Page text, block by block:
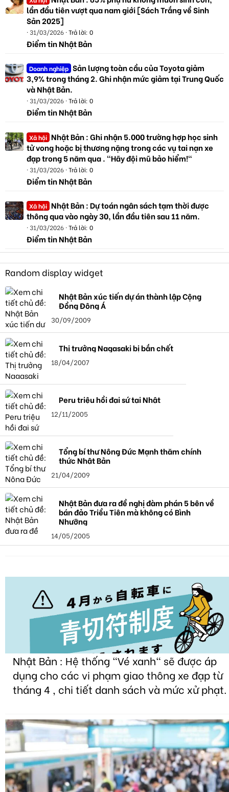
lần đầu tiên vượt qua nam giới [Sách Trắng về Sinh
Sản 2025]
31/03/2026 Trả lời: 0
Điểm tin Nhật Bản
Doanh nghiệp Sản lượng toàn cầu của Toyota giảm
3,9% trong tháng 2. Ghi nhận mức giảm tại Trung Quốc
và Nhật Bản.
31/03/2026 Trả lời: 0
Điểm tin Nhật Bản
Xã hội Nhật Bản : Ghi nhận 5.000 trường hợp học sinh
tử vong hoặc bị thương nặng trong các vụ tai nạn xe
đạp trong 5 năm qua . "Hãy đội mũ bảo hiểm!"
31/03/2026 Trả lời: 0
Điểm tin Nhật Bản
Xã hội Nhật Bản : Dự toán ngân sách tạm thời được
thông qua vào ngày 30, lần đầu tiên sau 11 năm.
31/03/2026 Trả lời: 0
Điểm tin Nhật Bản
Random display widget
Nhật Bản xúc tiến dự án thành lập Cộng
Đồng Đông Á
30/09/2009
Thị trưởng Nagasaki bị bắn chết
18/04/2007
Peru triệu hồi đại sứ tại Nhật
12/11/2005
Tổng bí thư Nông Đức Mạnh thăm chính
thức Nhật Bản
21/04/2009
Nhật Bản đưa ra đề nghị đàm phán 5 bên về
bán đảo Triều Tiên mà không có Bình
Nhưỡng
14/05/2005
Nhật Bản : Hệ thống "Vé xanh" sẽ được áp
dụng cho các vi phạm giao thông xe đạp từ
tháng 4 , chi tiết danh sách và mức xử phạt.